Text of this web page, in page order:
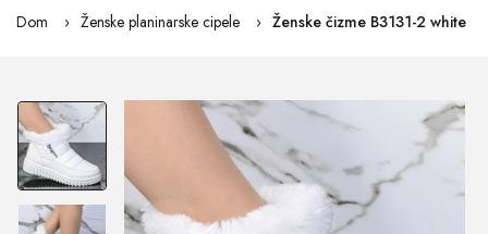
Dom Ženske planinarske cipele Ženske čizme B3131-2 white